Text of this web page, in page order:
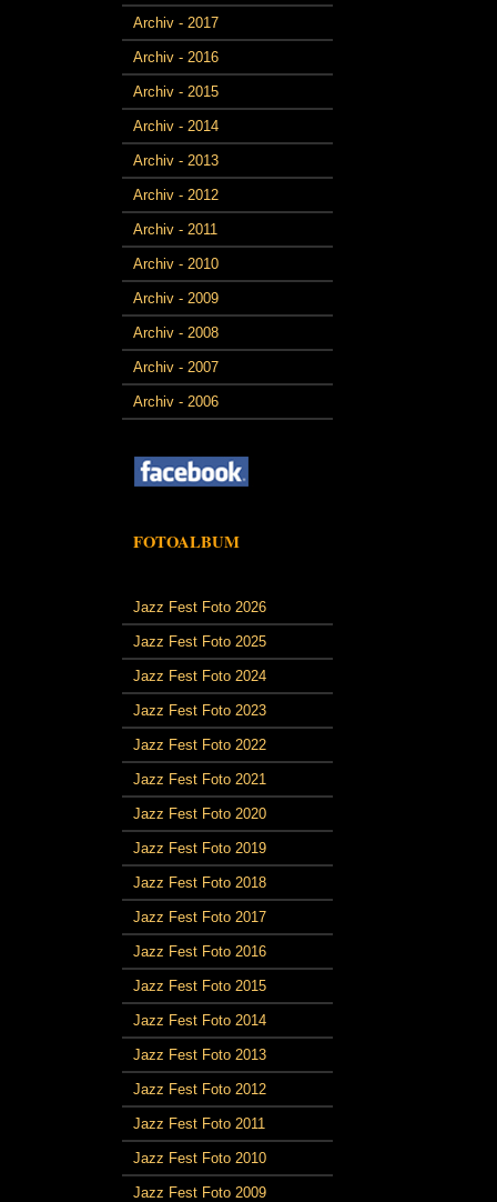
Archiv - 2017
Archiv - 2016
Archiv - 2015
Archiv - 2014
Archiv - 2013
Archiv - 2012
Archiv - 2011
Archiv - 2010
Archiv - 2009
Archiv - 2008
Archiv - 2007
Archiv - 2006
FOTOALBUM
Jazz Fest Foto 2026
Jazz Fest Foto 2025
Jazz Fest Foto 2024
Jazz Fest Foto 2023
Jazz Fest Foto 2022
Jazz Fest Foto 2021
Jazz Fest Foto 2020
Jazz Fest Foto 2019
Jazz Fest Foto 2018
Jazz Fest Foto 2017
Jazz Fest Foto 2016
Jazz Fest Foto 2015
Jazz Fest Foto 2014
Jazz Fest Foto 2013
Jazz Fest Foto 2012
Jazz Fest Foto 2011
Jazz Fest Foto 2010
Jazz Fest Foto 2009